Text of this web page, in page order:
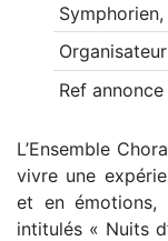
Symphorien,
Ref annonce
L’Ensemble
vivre une
et en émotions,
intitulés « Nuits